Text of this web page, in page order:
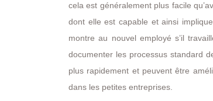
cela est généralement plus facile
dont elle est capable et ainsi
montre au nouvel employé s’il
documenter les processus standard
plus rapidement et peuvent être
dans les petites entreprises.